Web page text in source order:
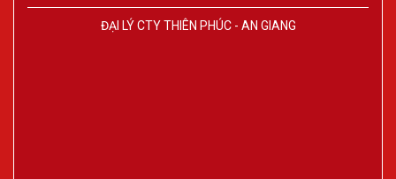
ĐẠI LÝ CTY THIÊN PHÚC - AN GIANG